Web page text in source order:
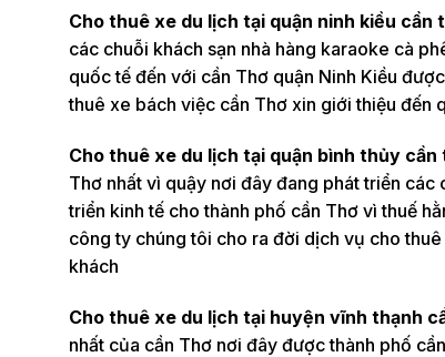
Cho thuê xe du lịch tại quận ninh kiều cần
các chuỗi khách sạn nhà hàng karaoke cà
quốc tế đến với cần Thơ quận Ninh Kiều
thuê xe bách việc cần Thơ xin giới thiệu đến
Cho thuê xe du lịch tại quận bình thủy cần
Thơ nhất vì quậy nơi đây đang phát triển
triển kinh tế cho thành phố cần Thơ vì thuế
công ty chúng tôi cho ra đời dịch vụ cho
khách
Cho thuê xe du lịch tại huyện vĩnh thạnh
nhất của cần Thơ nơi đây được thành phố